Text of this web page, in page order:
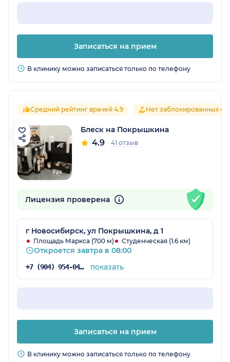
Записаться на прием
В клинику можно записаться только по телефону
Средний рейтинг врачей 4.9 Нет заблокированных
Блеск на Покрышкина
4.9 41 отзыв
Лицензия проверена
г Новосибирск, ул Покрышкина, д 1
Площадь Маркса (700 м) Студенческая (1.6 км)
Откроется завтра в 08:00
+7 (904) 954-04-93 показать
Записаться на прием
В клинику можно записаться только по телефону